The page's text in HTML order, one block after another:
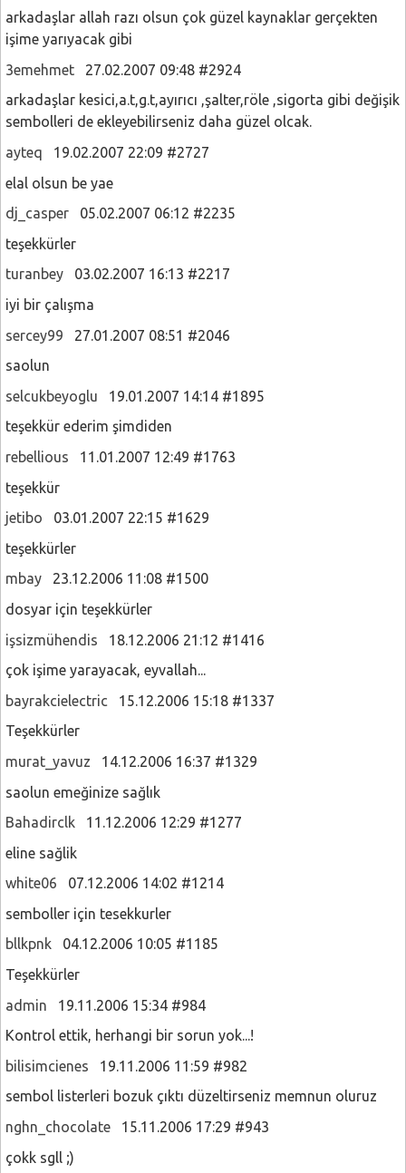
arkadaşlar allah razı olsun çok güzel kaynaklar gerçekten
işime yarıyacak gibi
3emehmet 27.02.2007 09:48 #2924
arkadaşlar kesici,a.t,g.t,ayırıcı ,şalter,röle ,sigorta gibi değişik
sembolleri de ekleyebilirseniz daha güzel olcak.
ayteq 19.02.2007 22:09 #2727
elal olsun be yae
dj_casper 05.02.2007 06:12 #2235
teşekkürler
turanbey 03.02.2007 16:13 #2217
iyi bir çalışma
sercey99 27.01.2007 08:51 #2046
saolun
selcukbeyoglu 19.01.2007 14:14 #1895
teşekkür ederim şimdiden
rebellious 11.01.2007 12:49 #1763
teşekkür
jetibo 03.01.2007 22:15 #1629
teşekkürler
mbay 23.12.2006 11:08 #1500
dosyar için teşekkürler
işsizmühendis 18.12.2006 21:12 #1416
çok işime yarayacak, eyvallah...
bayrakcielectric 15.12.2006 15:18 #1337
Teşekkürler
murat_yavuz 14.12.2006 16:37 #1329
saolun emeğinize sağlık
Bahadirclk 11.12.2006 12:29 #1277
eline sağlik
white06 07.12.2006 14:02 #1214
semboller için tesekkurler
bllkpnk 04.12.2006 10:05 #1185
Teşekkürler
admin 19.11.2006 15:34 #984
Kontrol ettik, herhangi bir sorun yok...!
bilisimcienes 19.11.2006 11:59 #982
sembol listerleri bozuk çıktı düzeltirseniz memnun oluruz
nghn_chocolate 15.11.2006 17:29 #943
çokk sgll ;)